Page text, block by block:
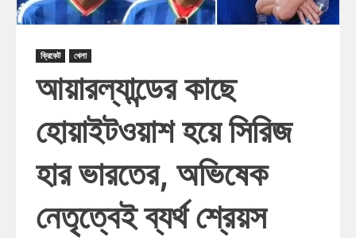
ক্রিকেট খেলা
আয়ারল্যান্ডের কাছে
হোয়াইটওয়াশ হয়ে সিরিজ
হার ভারতের, অভিষেক
নেতৃত্বেই ব্যর্থ শ্রেয়স